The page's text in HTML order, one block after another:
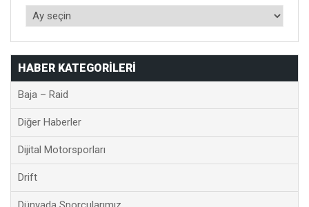
HABER KATEGORILERI
Baja – Raid
Diğer Haberler
Dijital Motorsporları
Drift